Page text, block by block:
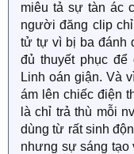
miêu tả sự tàn ác
người đăng clip
tử tự vì bị ba đánh
đủ thuyết phục
Linh oán giận. Và
ám lên chiếc điện
là chỉ trả thù mỗi
dùng từ rất sinh
nhưng sự sáng tạo